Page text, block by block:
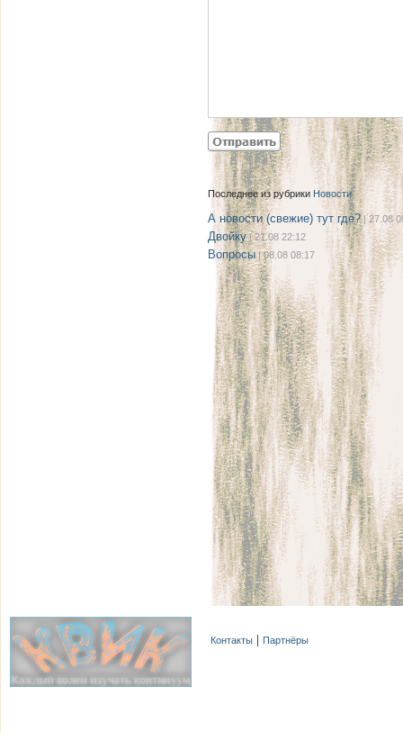
Последнее из рубрики Новости
А новости (свежие) тут где?| 27.08
Двойку| 21.08 22:12
Вопросы| 08.08 08:17
Контакты Партнёры